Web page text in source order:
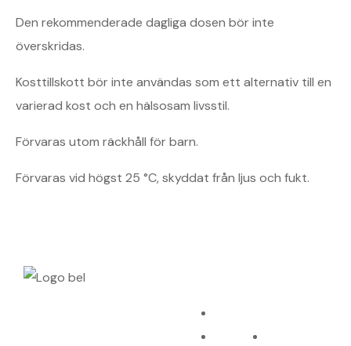
Den rekommenderade dagliga dosen bör inte
överskridas.
Kosttillskott bör inte användas som ett alternativ till en
varierad kost och en hälsosam livsstil.
Förvaras utom räckhåll för barn.
Förvaras vid högst 25 °C, skyddat från ljus och fukt.
Nattvård